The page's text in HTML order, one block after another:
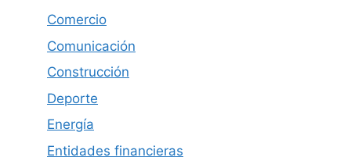
Comercio
Comunicación
Construcción
Deporte
Energía
Entidades financieras